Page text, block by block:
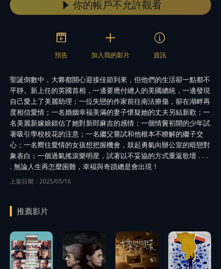
你的帳戶不允許觀看
預告 加入我的影片 資訊
聖誕倒數中，大夥都開心迎接佳節到來，但他們的生活卻一點都不
平靜。新上任的英國首相，一邊要應付纏人的美國總統，一邊發現
自己愛上了美麗助理；一位失戀的作家前往南法療傷，卻在湖畔再
度相信愛情；一名婚姻幸福美滿的妻子懷疑她的丈夫另結新歡；一
名美麗新嫁娘錯估了她對新郎麻吉的感情；一個情竇初開的少年試
著吸引學校校花的注意；一名繼父嘗試和他根本不瞭解的繼子交
心；一名嚮往愛情的女孩想把握機會，鼓起勇氣向辦公室的暗戀對
象表白；一個過氣搖滾樂明星，試著以不妥協的方式重返歌壇 . . .
. 無論人生再怎麼困難，幸褔與奇蹟總是會出現！
上架日期：2025/05/16
推薦影片
預告
預告
播
放